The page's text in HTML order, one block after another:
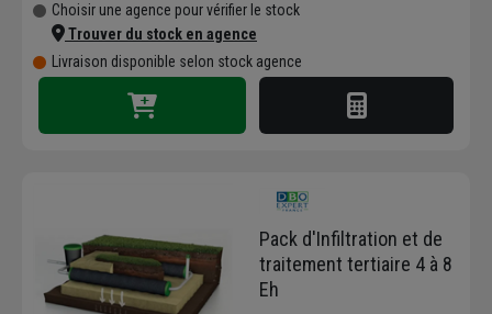
Choisir une agence pour vérifier le stock
Trouver du stock en agence
Livraison disponible selon stock agence
Pack d'Infiltration et de
traitement tertiaire 4 à 8
Eh